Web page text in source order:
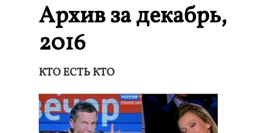
Архив за декабрь,
2016
КТО ЕСТЬ КТО